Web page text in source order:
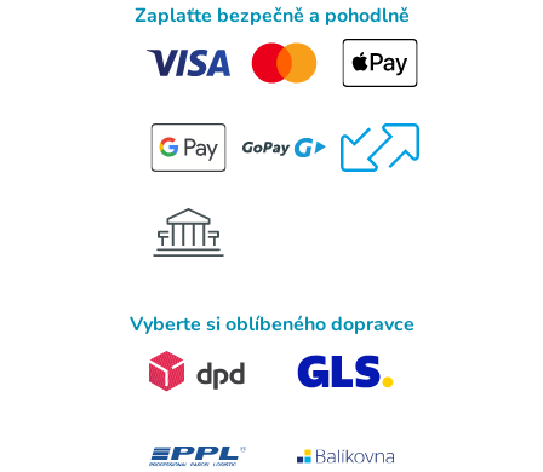
Zaplaťte bezpečně a pohodlně
Vyberte si oblíbeného dopravce